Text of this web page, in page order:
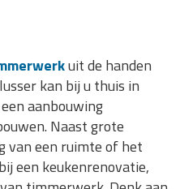
uit de handen
kan bij u thuis in
aanbouwing
Naast grote
van een ruimte of het
een keukenrenovatie,